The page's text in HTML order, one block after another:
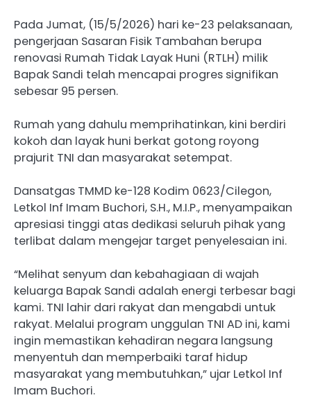
Pada Jumat, (15/5/2026) hari ke-23 pelaksanaan,
pengerjaan Sasaran Fisik Tambahan berupa
renovasi Rumah Tidak Layak Huni (RTLH) milik
Bapak Sandi telah mencapai progres signifikan
sebesar 95 persen.
Rumah yang dahulu memprihatinkan, kini berdiri
kokoh dan layak huni berkat gotong royong
prajurit TNI dan masyarakat setempat.
Dansatgas TMMD ke-128 Kodim 0623/Cilegon,
Letkol Inf Imam Buchori, S.H., M.I.P., menyampaikan
apresiasi tinggi atas dedikasi seluruh pihak yang
terlibat dalam mengejar target penyelesaian ini.
“Melihat senyum dan kebahagiaan di wajah
keluarga Bapak Sandi adalah energi terbesar bagi
kami. TNI lahir dari rakyat dan mengabdi untuk
rakyat. Melalui program unggulan TNI AD ini, kami
ingin memastikan kehadiran negara langsung
menyentuh dan memperbaiki taraf hidup
masyarakat yang membutuhkan,” ujar Letkol Inf
Imam Buchori.